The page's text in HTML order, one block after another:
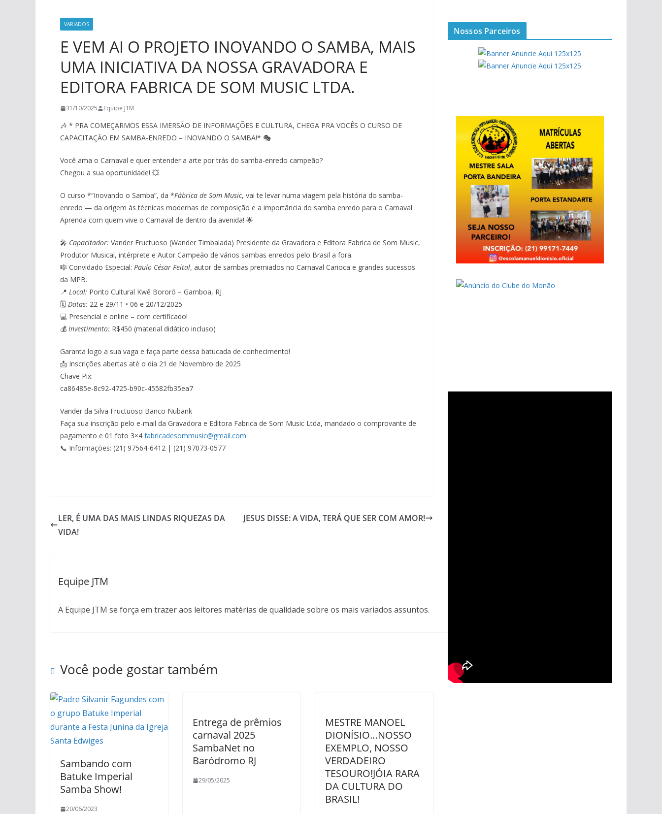
VARIADOS
E VEM AI O PROJETO INOVANDO O SAMBA, MAIS
UMA INICIATIVA DA NOSSA GRAVADORA E
EDITORA FABRICA DE SOM MUSIC LTDA.
31/10/2025 Equipe JTM
🎶 * PRA COMEÇARMOS ESSA IMERSÃO DE INFORMAÇÕES E CULTURA, CHEGA PRA VOCÊS O CURSO DE
CAPACITAÇÃO EM SAMBA-ENREDO – INOVANDO O SAMBA!* 🎭
Você ama o Carnaval e quer entender a arte por trás do samba-enredo campeão?
Chegou a sua oportunidade! 💥
O curso *“Inovando o Samba”, da *Fábrica de Som Music, vai te levar numa viagem pela história do samba-
enredo — da origem às técnicas modernas de composição e a importância do samba enredo para o Carnaval .
Aprenda com quem vive o Carnaval de dentro da avenida! 🌟
🎤 Capacitador: Vander Fructuoso (Wander Timbalada) Presidente da Gravadora e Editora Fabrica de Som Music,
Produtor Musical, intérprete e Autor Campeão de vários sambas enredos pelo Brasil a fora.
🎼 Convidado Especial: Paulo César Feital, autor de sambas premiados no Carnaval Carioca e grandes sucessos
da MPB.
📍 Local: Ponto Cultural Kwê Bororó – Gamboa, RJ
🗓 Datas: 22 e 29/11 • 06 e 20/12/2025
💻 Presencial e online – com certificado!
💰 Investimento: R$450 (material didático incluso)
Garanta logo a sua vaga e faça parte dessa batucada de conhecimento!
📩 Inscrições abertas até o dia 21 de Novembro de 2025
Chave Pix:
ca86485e-8c92-4725-b90c-45582fb35ea7
Vander da Silva Fructuoso Banco Nubank
Faça sua inscrição pelo e-mail da Gravadora e Editora Fabrica de Som Music Ltda, mandado o comprovante de
pagamento e 01 foto 3×4 fabricadesommusic@gmail.com
📞 Informações: (21) 97564-6412 | (21) 97073-0577
LER, É UMA DAS MAIS LINDAS RIQUEZAS DA
VIDA!
JESUS DISSE: A VIDA, TERÁ QUE SER COM AMOR!
Equipe JTM
A Equipe JTM se força em trazer aos leitores matérias de qualidade sobre os mais variados assuntos.
Você pode gostar também
Sambando com
Batuke Imperial
Samba Show!
20/06/2023
Entrega de prêmios
carnaval 2025
SambaNet no
Baródromo RJ
29/05/2025
MESTRE MANOEL
DIONÍSIO…NOSSO
EXEMPLO, NOSSO
VERDADEIRO
TESOURO!JÓIA RARA
DA CULTURA DO
BRASIL!
Nossos Parceiros